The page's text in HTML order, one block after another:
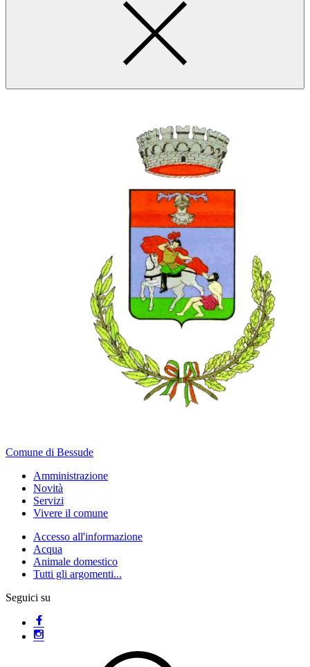
Comune di Bessude
Amministrazione
Novità
Servizi
Vivere il comune
Accesso all'informazione
Acqua
Animale domestico
Tutti gli argomenti...
Seguici su